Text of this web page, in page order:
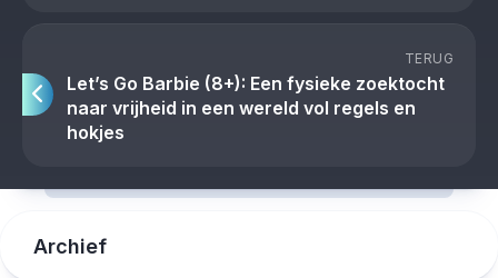
TERUG
Let’s Go Barbie (8+): Een fysieke zoektocht
naar vrijheid in een wereld vol regels en
hokjes
Archief